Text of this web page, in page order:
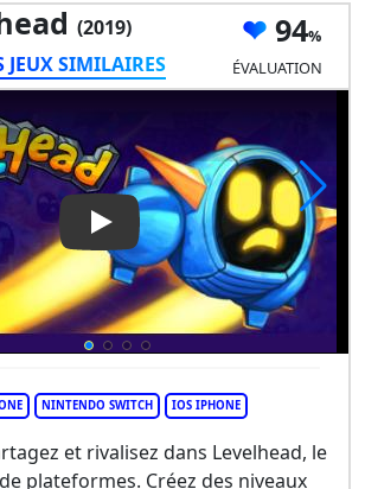
(2019)
JEUX SIMILAIRES
94
ÉVALUATION
Play Video: Levelhead
NINTENDO SWITCH IOS IPHONE
et rivalisez dans Levelhead, le
plateformes. Créez des niveaux